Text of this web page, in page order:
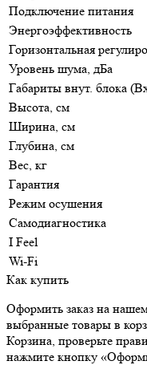
Подключение питания
Энергоэффективность
Горизонтальная
Уровень шума, дБа
Габариты внут. блока
Высота, см
Ширина, см
Глубина, см
Вес, кг
Гарантия
Режим осушения
Самодиагностика
I Feel
Wi-Fi
Как купить
Оформить заказ на
выбранные товары в
Корзина, проверьте
нажмите кнопку